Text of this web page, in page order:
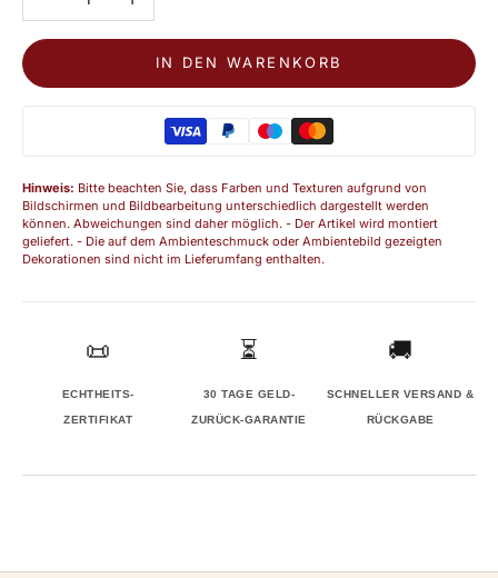
IN DEN WARENKORB
Hinweis: Bitte beachten Sie, dass Farben und Texturen aufgrund von
Bildschirmen und Bildbearbeitung unterschiedlich dargestellt werden
können. Abweichungen sind daher möglich. - Der Artikel wird montiert
geliefert. - Die auf dem Ambienteschmuck oder Ambientebild gezeigten
Dekorationen sind nicht im Lieferumfang enthalten.
📜
ECHTHEITS-
ZERTIFIKAT
⏳
30 TAGE GELD-
ZURÜCK-GARANTIE
🚚
SCHNELLER VERSAND &
RÜCKGABE